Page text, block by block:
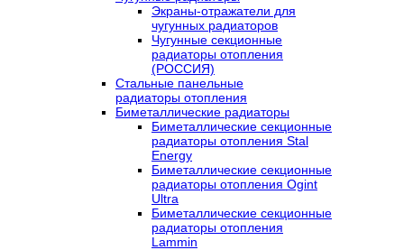
Экраны-отражатели для
чугунных радиаторов
Чугунные секционные
радиаторы отопления
(РОССИЯ)
Стальные панельные
радиаторы отопления
Биметаллические радиаторы
Биметаллические секционные
радиаторы отопления Stal
Energy
Биметаллические секционные
радиаторы отопления Ogint
Ultra
Биметаллические секционные
радиаторы отопления
Lammin